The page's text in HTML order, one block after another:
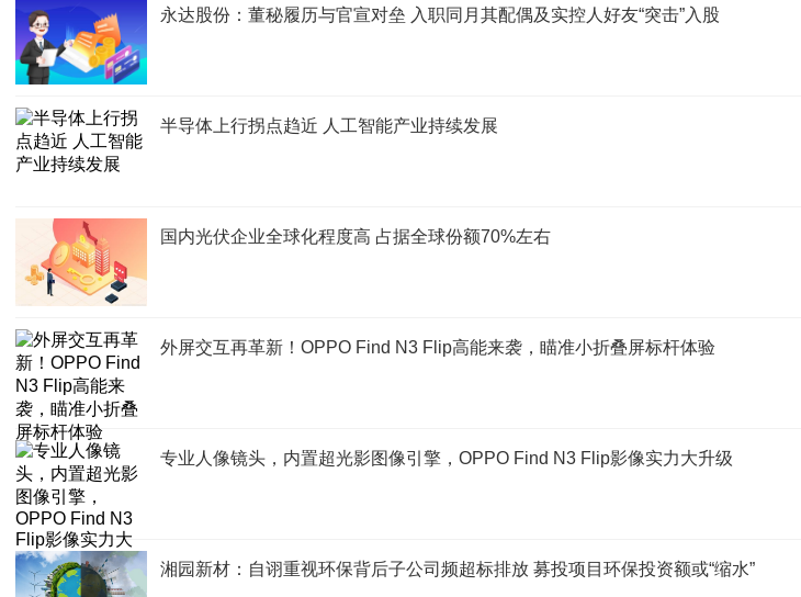
永达股份：董秘履历与官宣对垒 入职同月其配偶及实控人好友“突击”入股
半导体上行拐点趋近 人工智能产业持续发展
国内光伏企业全球化程度高 占据全球份额70%左右
外屏交互再革新！OPPO Find N3 Flip高能来袭，瞄准小折叠屏标杆体验
专业人像镜头，内置超光影图像引擎，OPPO Find N3 Flip影像实力大升级
湘园新材：自诩重视环保背后子公司频超标排放 募投项目环保投资额或“缩水”